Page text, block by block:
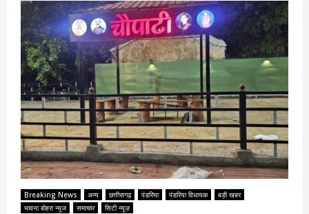
Breaking News अन्य छत्तीसगढ़ पंडरिया पंडरिया विधायक
बड़ी खबर
भावना बोहरा न्यूज
समाचार सिटी न्यूज़